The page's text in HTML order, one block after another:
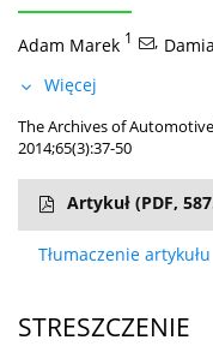
Adam Marek 1 ,
Więcej
The Archives of
2014;65(3):37-50
Artykuł (PDF,
Tłumaczenie artykułu
STRESZCZENIE